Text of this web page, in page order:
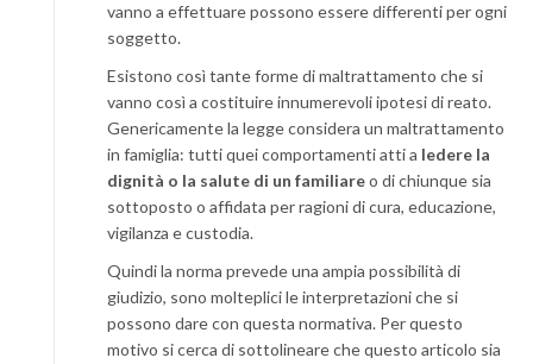
vanno a effettuare possono essere differenti per ogni
soggetto.
Esistono così tante forme di maltrattamento che si
vanno così a costituire innumerevoli ipotesi di reato.
Genericamente la legge considera un maltrattamento
in famiglia: tutti quei comportamenti atti a ledere la
dignità o la salute di un familiareo di chiunque sia
sottoposto o affidata per ragioni di cura, educazione,
vigilanza e custodia.
Quindi la norma prevede una ampia possibilità di
giudizio, sono molteplici le interpretazioni che si
possono dare con questa normativa. Per questo
motivo si cerca di sottolineare che questo articolo sia